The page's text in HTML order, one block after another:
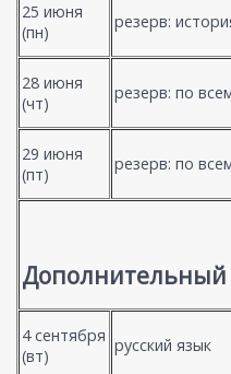
25 июня
(пн)
резерв:
28 июня
(чт)
резерв: по
29 июня
(пт)
резерв: по
4 сентября
(вт)
русский язык